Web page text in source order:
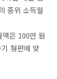
중위 소득월
은 100만 원
형편에 맞